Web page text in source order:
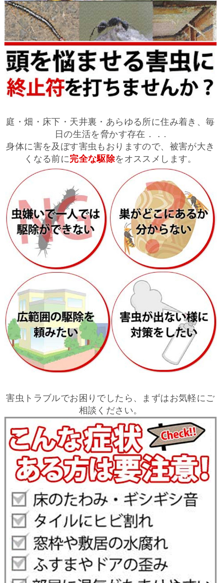
庭・畑・床下・天井裏・あらゆる所に住み着き、毎
日の生活を脅かす存在．．.
身体に害を及ぼす害虫もおりますので、被害が大き
くなる前に完全な駆除をオススメします。
害虫トラブルでお困りでしたら、まずはお気軽にご
相談ください。